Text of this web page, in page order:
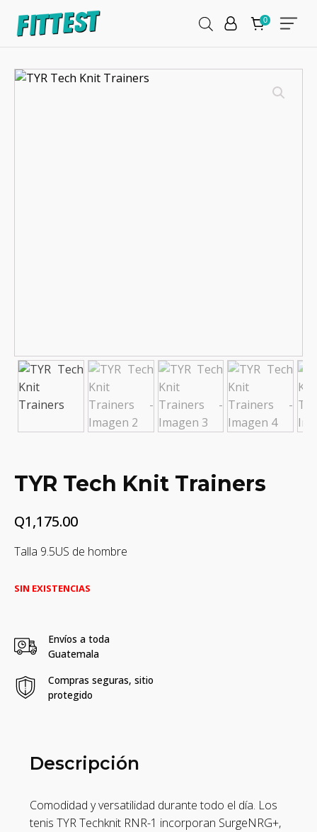
TYR Tech Knit Trainers
Q1,175.00
Talla 9.5US de hombre
SIN EXISTENCIAS
Envíos a toda
Guatemala
Compras seguras, sitio
protegido
Descripción
Comodidad y versatilidad durante todo el día. Los
tenis TYR Techknit RNR-1 incorporan SurgeNRG+,